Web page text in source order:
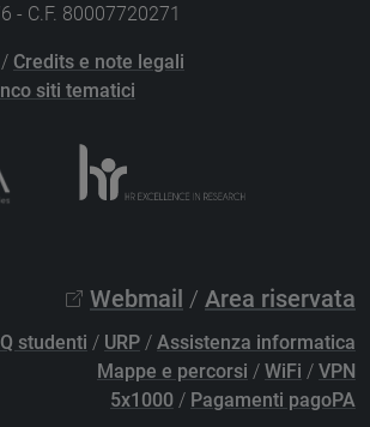
- C.F. 80007720271
/ Credits e note legali
siti tematici
Webmail / Area riservata
studenti / URP / Assistenza informatica
Mappe e percorsi / WiFi / VPN
5x1000 / Pagamenti pagoPA